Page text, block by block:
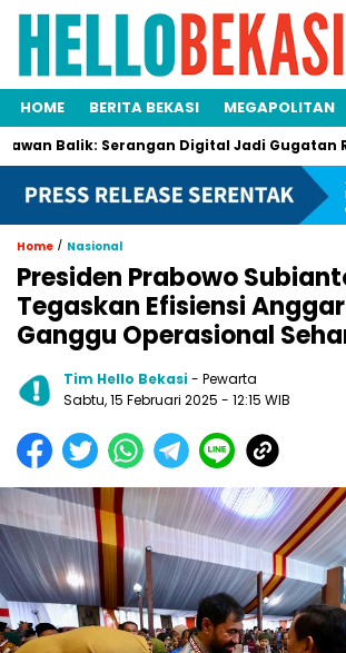
HOME BERITA BEKASI MEGAPOLITAN
Serangan Digital Jadi Gugatan Rp105
Home / Nasional
Presiden Prabowo
Tegaskan Efisiensi
Ganggu Operasional
Tim Hello Bekasi- Pewarta
Sabtu, 15 Februari 2025 - 12:15 WIB